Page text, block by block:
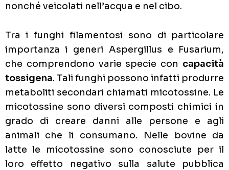
nonché veicolati nell’acqua e nel cibo.
Tra i funghi filamentosi sono di particolare
importanza i generi Aspergillus e Fusarium,
che comprendono varie specie con capacità
tossigena. Tali funghi possono infatti produrre
metaboliti secondari chiamati micotossine. Le
micotossine sono diversi composti chimici in
grado di creare danni alle persone e agli
animali che li consumano. Nelle bovine da
latte le micotossine sono conosciute per il
loro effetto negativo sulla salute pubblica